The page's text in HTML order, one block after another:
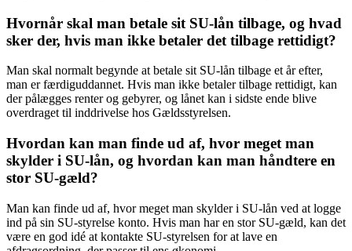
Hvornår skal man betale sit SU-lån tilbage, og hvad
sker der, hvis man ikke betaler det tilbage rettidigt?
Man skal normalt begynde at betale sit SU-lån tilbage et år efter,
man er færdiguddannet. Hvis man ikke betaler tilbage rettidigt, kan
der pålægges renter og gebyrer, og lånet kan i sidste ende blive
overdraget til inddrivelse hos Gældsstyrelsen.
Hvordan kan man finde ud af, hvor meget man
skylder i SU-lån, og hvordan kan man håndtere en
stor SU-gæld?
Man kan finde ud af, hvor meget man skylder i SU-lån ved at logge
ind på sin SU-styrelse konto. Hvis man har en stor SU-gæld, kan det
være en god idé at kontakte SU-styrelsen for at lave en